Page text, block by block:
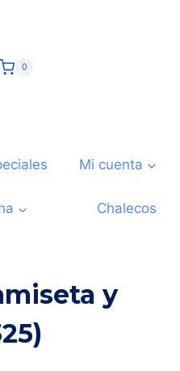
0
Mi cuenta
Chalecos
y